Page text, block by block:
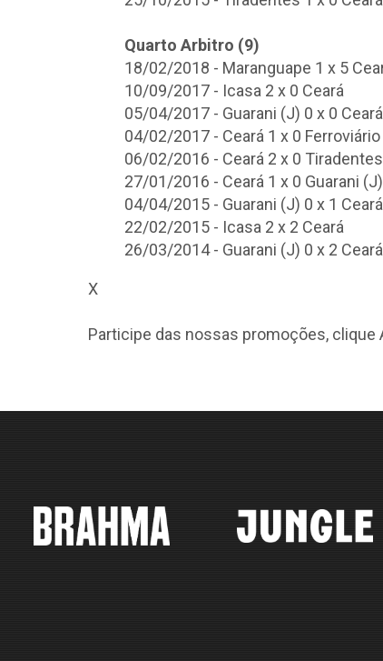
Quarto Arbitro (9)
18/02/2018 - Maranguape 1 x 5
10/09/2017 - Icasa 2 x 0 Ceará
05/04/2017 - Guarani (J) 0 x 0 Ceará
04/02/2017 - Ceará 1 x 0 Ferroviário
06/02/2016 - Ceará 2 x 0 Tiradentes
27/01/2016 - Ceará 1 x 0 Guarani (J)
04/04/2015 - Guarani (J) 0 x 1 Ceará
22/02/2015 - Icasa 2 x 2 Ceará
26/03/2014 - Guarani (J) 0 x 2 Ceará
X
Participe das nossas promoções, clique